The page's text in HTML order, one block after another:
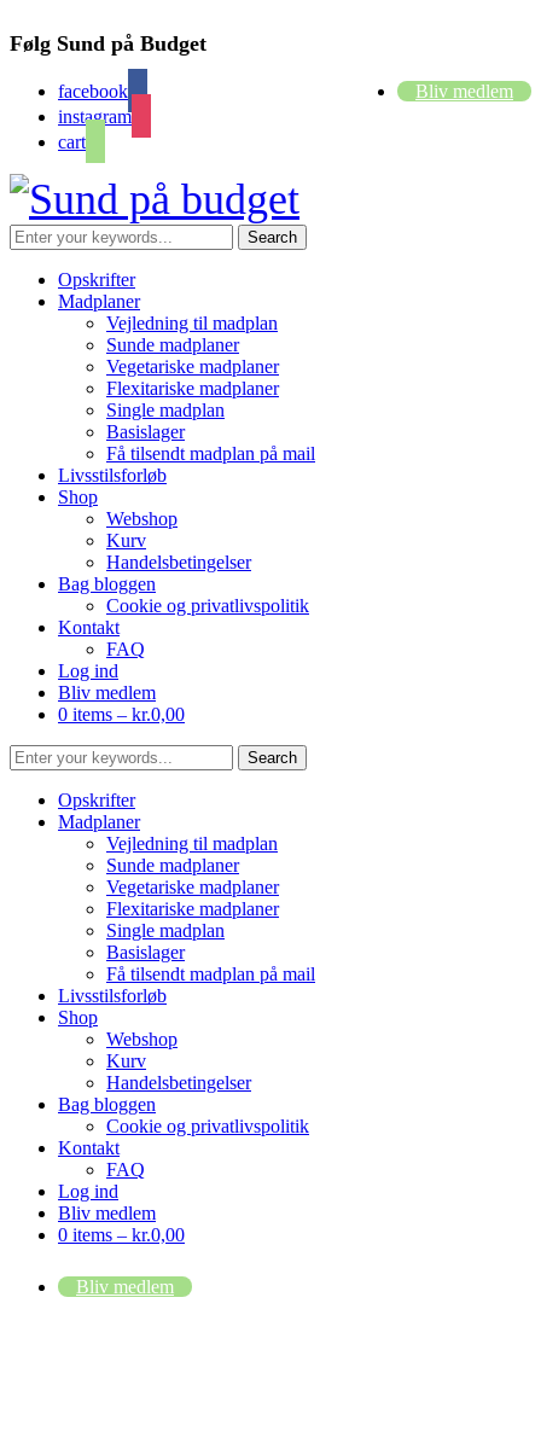
Følg Sund på Budget
facebook
instagram
cart
Bliv medlem
Opskrifter
Madplaner
Vejledning til madplan
Sunde madplaner
Vegetariske madplaner
Flexitariske madplaner
Single madplan
Basislager
Få tilsendt madplan på mail
Livsstilsforløb
Shop
Webshop
Kurv
Handelsbetingelser
Bag bloggen
Cookie og privatlivspolitik
Kontakt
FAQ
Log ind
Bliv medlem
0 items – kr.0,00
Opskrifter
Madplaner
Vejledning til madplan
Sunde madplaner
Vegetariske madplaner
Flexitariske madplaner
Single madplan
Basislager
Få tilsendt madplan på mail
Livsstilsforløb
Shop
Webshop
Kurv
Handelsbetingelser
Bag bloggen
Cookie og privatlivspolitik
Kontakt
FAQ
Log ind
Bliv medlem
0 items – kr.0,00
Bliv medlem